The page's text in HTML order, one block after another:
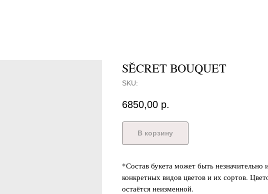
SĚCRET BOUQUET
SKU:
6850,00 р.
В корзину
*Состав букета может быть незначительно
конкретных видов цветов и их сортов.
остаётся неизменной.